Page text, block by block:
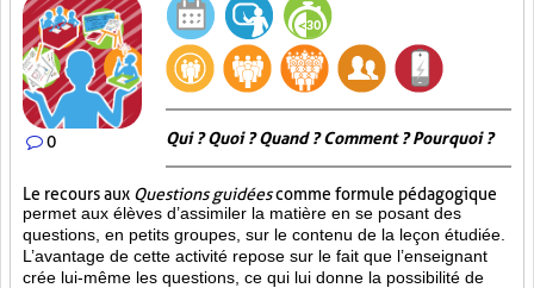
0 Qui ? Quoi ? Quand ? Comment ? Pourquoi ?
Le recours aux Questions guidéescomme formule pédagogique
permet aux élèves d’assimiler la matière en se posant des
questions, en petits groupes, sur le contenu de la leçon étudiée.
L’avantage de cette activité repose sur le fait que l’enseignant
crée lui-même les questions, ce qui lui donne la possibilité de